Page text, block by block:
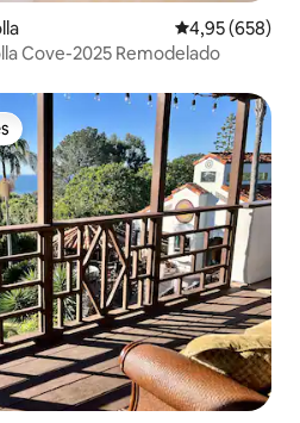
4,95 de uma
4,95 (658)
Cove-2025 Remodelado
dos hóspedes